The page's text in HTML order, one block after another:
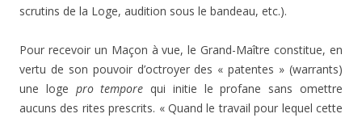
scrutins de la Loge, audition sous le bandeau, etc.).
Pour recevoir un Maçon à vue, le Grand-Maître constitue, en
vertu de son pouvoir d’octroyer des « patentes » (warrants)
une loge pro tempore qui initie le profane sans omettre
aucuns des rites prescrits. « Quand le travail pour lequel cette